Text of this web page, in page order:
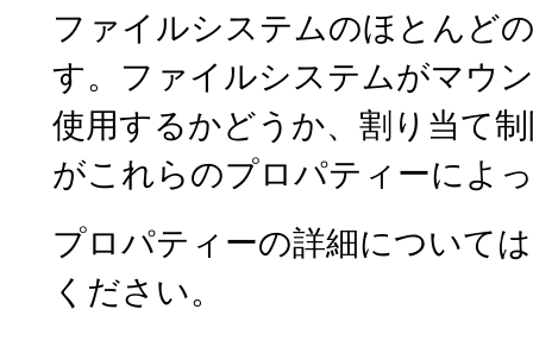
ファイルシステムのほとんど
す。ファイルシステムがマウ
使用するかどうか、割り当て
がこれらのプロパティーによ
プロパティーの詳細について
ください。